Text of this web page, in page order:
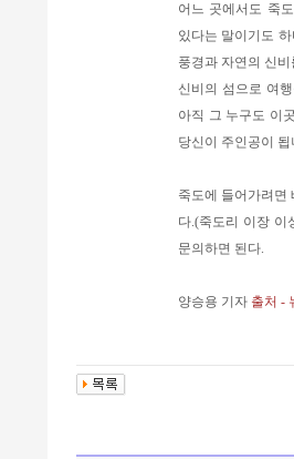
어느 곳에서도 죽
있다는 말이기도
풍경과 자연의 신
신비의 섬으로 여
아직 그 누구도 이
당신이 주인공이 됩
죽도에 들어가려면
다.(죽도리 이장 이
문의하면 된다.
양승용 기자 출처 -